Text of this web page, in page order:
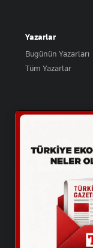
Yazarlar
Bugünün Yazarları
Tüm Yazarlar